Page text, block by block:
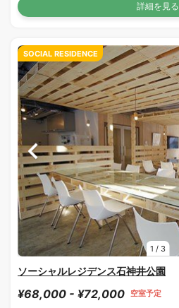
詳細を見る
1 / 3
SOCIAL RESIDENCE
ソーシャルレジデンス石神井公園
¥68,000 - ¥72,000 空室予定